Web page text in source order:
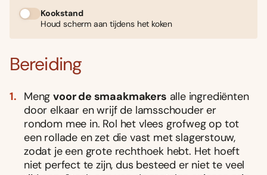
Kookstand
Houd scherm aan tijdens het koken
Bereiding
Mengvoor de smaakmakers alle ingrediënten
door elkaar en wrijf de lamsschouder er
rondom mee in. Rol het vlees grofweg op tot
een rollade en zet die vast met slagerstouw,
zodat je een grote rechthoek hebt. Het hoeft
niet perfect te zijn, dus besteed er niet te veel